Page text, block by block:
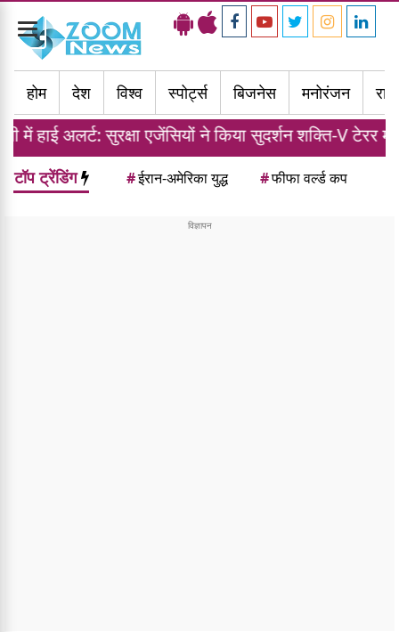
Toggle
navigation
होम
देश विश्व स्पोर्ट्स बिजनेस मनोरंजन
एजेंसियों ने किया सुदर्शन शक्ति-V टेरर मॉक ड्रिल
टॉप ट्रेंडिंग #ईरान-अमेरिका युद्ध #फीफा वर्ल्ड कप